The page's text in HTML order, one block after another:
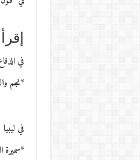
في
*نجم
في ليبيا